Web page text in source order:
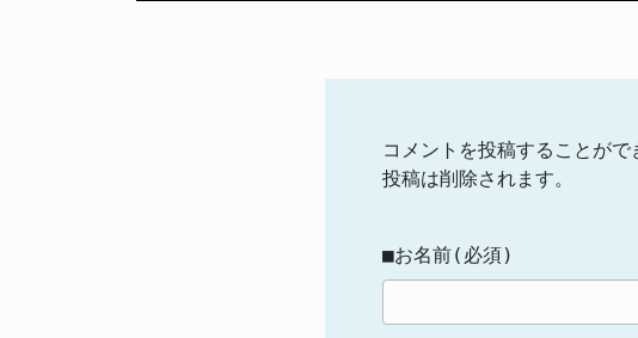
コメントを投稿することが
投稿は削除されます。
■お名前(必須)